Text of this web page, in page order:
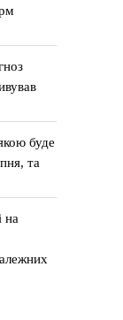
буде
та
на